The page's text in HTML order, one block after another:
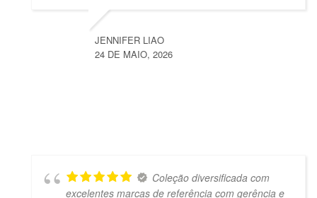
JENNIFER LIAO
24 DE MAIO, 2026
Coleção diversificada com
excelentes marcas de referência com gerência e